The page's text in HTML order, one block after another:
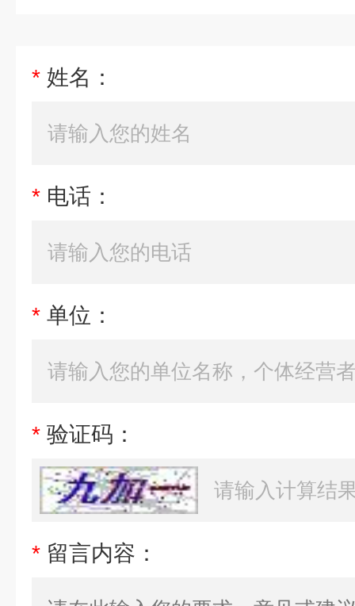
* 姓名：
* 电话：
* 单位：
* 验证码：
* 留言内容：